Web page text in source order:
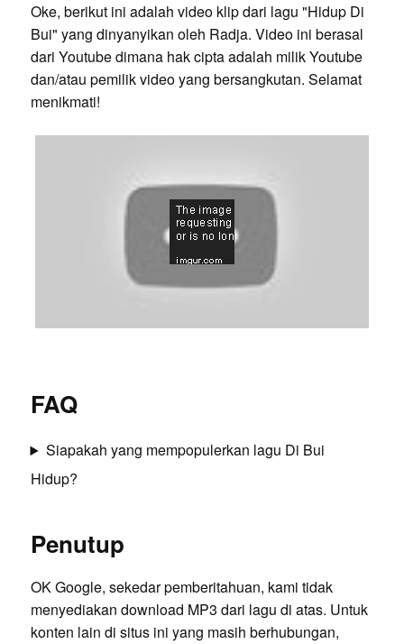
Oke, berikut ini adalah video klip dari lagu "Hidup Di
Bui" yang dinyanyikan oleh Radja. Video ini berasal
dari Youtube dimana hak cipta adalah milik Youtube
dan/atau pemilik video yang bersangkutan. Selamat
menikmati!
FAQ
Siapakah yang mempopulerkan lagu Di Bui
Hidup?
Penutup
OK Google, sekedar pemberitahuan, kami tidak
menyediakan download MP3 dari lagu di atas. Untuk
konten lain di situs ini yang masih berhubungan,